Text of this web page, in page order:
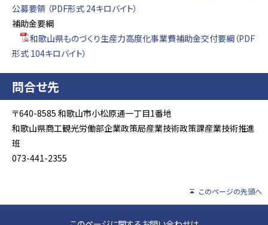
公募要領 （PDF形式 24キロバイト）
補助金要綱
和歌山県ものづくり生産力高度化事業費補助金交付要綱（PDF
形式 104キロバイト）
問合せ先
〒640-8585 和歌山市小松原通一丁目1番地
和歌山県商工観光労働部企業政策局産業技術政策課産業技術推進
班
073-441-2355
このページの先頭へ